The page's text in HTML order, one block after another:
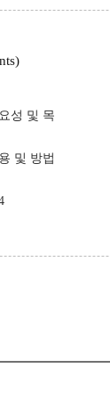
성 및 목
및 방법